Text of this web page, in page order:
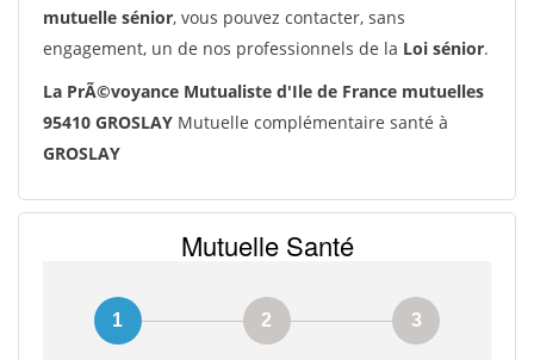
mutuelle sénior, vous pouvez contacter, sans
engagement, un de nos professionnels de la Loi sénior.
La PrÃ©voyance Mutualiste d'Ile de France mutuelles
95410 GROSLAY Mutuelle complémentaire santé à
GROSLAY